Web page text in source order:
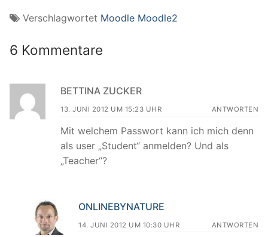
Verschlagwortet Moodle Moodle2
6 Kommentare
BETTINA ZUCKER
13. JUNI 2012 UM 15:23 UHR ANTWORTEN
Mit welchem Passwort kann ich mich denn
als user „Student“ anmelden? Und als
„Teacher“?
ONLINEBYNATURE
14. JUNI 2012 UM 10:30 UHR ANTWORTEN